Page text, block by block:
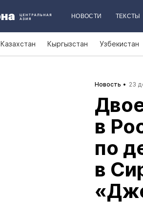
НОВОСТИ ТЕКСТЫ
Казахстан Кыргызстан Узбекистан
Новость 23
в
по
в